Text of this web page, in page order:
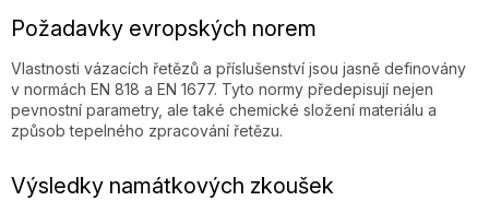
Požadavky evropských norem
Vlastnosti vázacích řetězů a příslušenství jsou jasně definovány
v normách EN 818 a EN 1677. Tyto normy předepisují nejen
pevnostní parametry, ale také chemické složení materiálu a
způsob tepelného zpracování řetězu.
Výsledky namátkových zkoušek